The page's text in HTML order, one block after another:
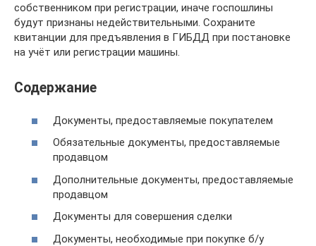
собственником при регистрации, иначе госпошлины
будут признаны недействительными. Сохраните
квитанции для предъявления в ГИБДД при постановке
на учёт или регистрации машины.
Содержание
Документы, предоставляемые покупателем
Обязательные документы, предоставляемые
продавцом
Дополнительные документы, предоставляемые
продавцом
Документы для совершения сделки
Документы, необходимые при покупке б/у